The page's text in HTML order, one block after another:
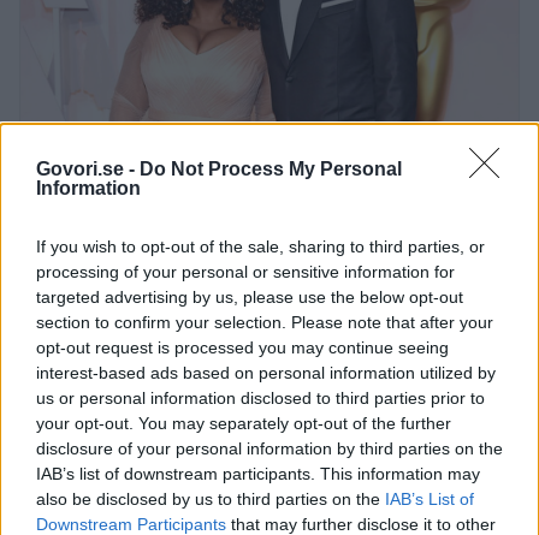
Govori.se - Do Not Process My Personal
Information
If you wish to opt-out of the sale, sharing to third parties, or
processing of your personal or sensitive information for
targeted advertising by us, please use the below opt-out
section to confirm your selection. Please note that after your
opt-out request is processed you may continue seeing
interest-based ads based on personal information utilized by
us or personal information disclosed to third parties prior to
your opt-out. You may separately opt-out of the further
disclosure of your personal information by third parties on the
IAB’s list of downstream participants. This information may
also be disclosed by us to third parties on the IAB’s List of
Downstream Participants that may further disclose it to other